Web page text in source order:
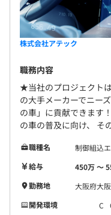
株式会社アテック
職務内容
★当社のプロジェクト
の大手メーカーでニー
の車」に貢献できます
の車の普及に向け、 そ
職種名
制御組込
給与
450万 〜
勤務地
大阪府大
開発環境
C